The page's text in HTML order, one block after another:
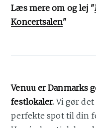
Læs mere om og lej "
Koncertsalen"
Venuu er Danmarks
festlokaler.Vi gør
perfekte spot til din